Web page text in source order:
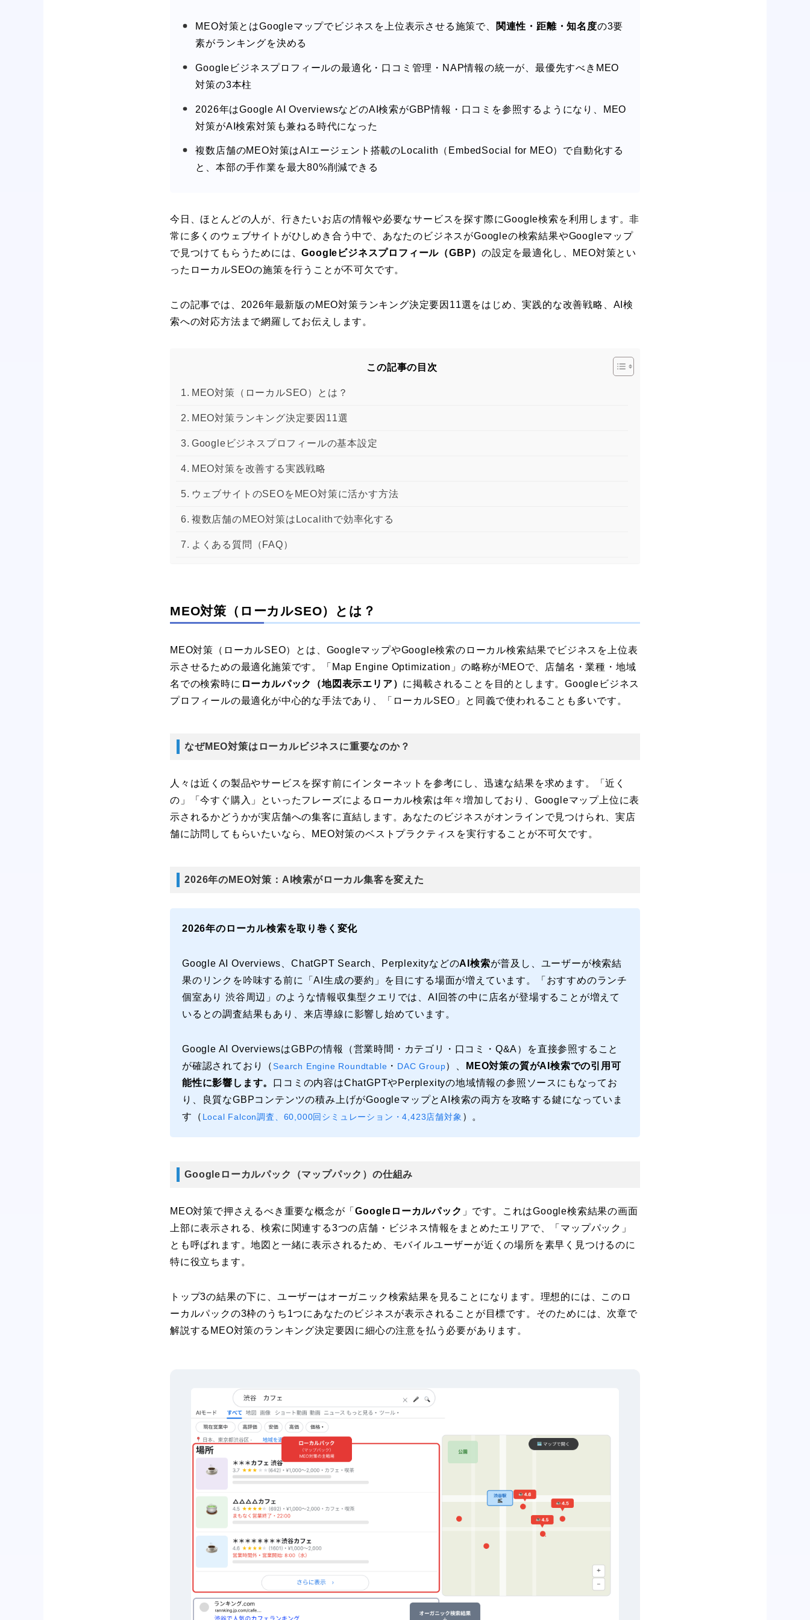
MEO対策とはGoogleマップでビジネスを上位表示させる施策で、 関連性・距離・知名度の3要
素がランキングを決める
Googleビジネスプロフィールの最適化・口コミ管理・NAP情報の統一が、最優先すべきMEO
対策の3本柱
2026年はGoogle AI OverviewsなどのAI検索がGBP情報・口コミを参照するようになり、MEO
対策がAI検索対策も兼ねる時代になった
複数店舗のMEO対策はAIエージェント搭載のLocalith（EmbedSocial for MEO）で自動化する
と、本部の手作業を最大80%削減できる
今日、ほとんどの人が、行きたいお店の情報や必要なサービスを探す際にGoogle検索を利用します。非
常に多くのウェブサイトがひしめき合う中で、あなたのビジネスがGoogleの検索結果やGoogleマップ
で見つけてもらうためには、Googleビジネスプロフィール（GBP）の設定を最適化し、MEO対策とい
ったローカルSEOの施策を行うことが不可欠です。
この記事では、2026年最新版のMEO対策ランキング決定要因11選をはじめ、実践的な改善戦略、AI検
索への対応方法まで網羅してお伝えします。
この記事の目次
MEO対策（ローカルSEO）とは？
MEO対策ランキング決定要因11選
Googleビジネスプロフィールの基本設定
MEO対策を改善する実践戦略
ウェブサイトのSEOをMEO対策に活かす方法
複数店舗のMEO対策はLocalithで効率化する
よくある質問（FAQ）
MEO対策（ローカルSEO）とは？
MEO対策（ローカルSEO）とは、GoogleマップやGoogle検索のローカル検索結果でビジネスを上位表
示させるための最適化施策です。「Map Engine Optimization」の略称がMEOで、店舗名・業種・地域
名での検索時に ローカルパック（地図表示エリア） に掲載されることを目的とします。Googleビジネス
プロフィールの最適化が中心的な手法であり、「ローカルSEO」と同義で使われることも多いです。
なぜMEO対策はローカルビジネスに重要なのか？
人々は近くの製品やサービスを探す前にインターネットを参考にし、迅速な結果を求めます。「近く
の」「今すぐ購入」といったフレーズによるローカル検索は年々増加しており、Googleマップ上位に表
示されるかどうかが実店舗への集客に直結します。あなたのビジネスがオンラインで見つけられ、実店
舗に訪問してもらいたいなら、MEO対策のベストプラクティスを実行することが不可欠です。
2026年のMEO対策：AI検索がローカル集客を変えた
2026年のローカル検索を取り巻く変化
Google AI Overviews、ChatGPT Search、PerplexityなどのAI検索が普及し、ユーザーが検索結
果のリンクを吟味する前に「AI生成の要約」を目にする場面が増えています。「おすすめのランチ
個室あり 渋谷周辺」のような情報収集型クエリでは、AI回答の中に店名が登場することが増えて
いるとの調査結果もあり、来店導線に影響し始めています。
Google AI OverviewsはGBPの情報（営業時間・カテゴリ・口コミ・Q&A）を直接参照すること
が確認されており（Search Engine Roundtable ・ DAC Group）、
MEO対策の質がAI検索での引用可
能性に影響します。 口コミの内容はChatGPTやPerplexityの地域情報の参照ソースにもなってお
り、良質なGBPコンテンツの積み上げがGoogleマップとAI検索の両方を攻略する鍵になっていま
す（ Local Falcon調査、60,000回シミュレーション・4,423店舗対象 ）。
Googleローカルパック（マップパック）の仕組み
MEO対策で押さえるべき重要な概念が「Googleローカルパック 」です。これはGoogle検索結果の画面
上部に表示される、検索に関連する3つの店舗・ビジネス情報をまとめたエリアで、「マップパック」
とも呼ばれます。地図と一緒に表示されるため、モバイルユーザーが近くの場所を素早く見つけるのに
特に役立ちます。
トップ3の結果の下に、ユーザーはオーガニック検索結果を見ることになります。理想的には、このロ
ーカルパックの3枠のうち1つにあなたのビジネスが表示されることが目標です。そのためには、次章で
解説するMEO対策のランキング決定要因に細心の注意を払う必要があります。